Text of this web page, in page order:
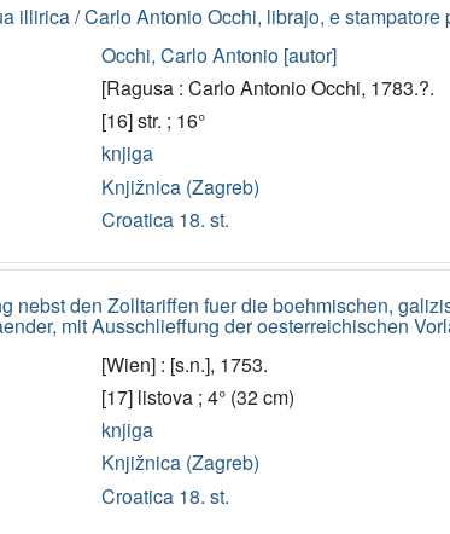
illirica / Carlo Antonio Occhi, librajo, e
Occhi, Carlo Antonio [autor]
[Ragusa : Carlo Antonio Occhi, 1783.?.
[16] str. ; 16°
knjiga
Knjižnica (Zagreb)
Croatica 18. st.
nebst den Zolltariffen fuer die boehmischen,
mit Ausschlieffung der oesterreichischen
[Wien] : [s.n.], 1753.
[17] listova ; 4° (32 cm)
knjiga
Knjižnica (Zagreb)
Croatica 18. st.